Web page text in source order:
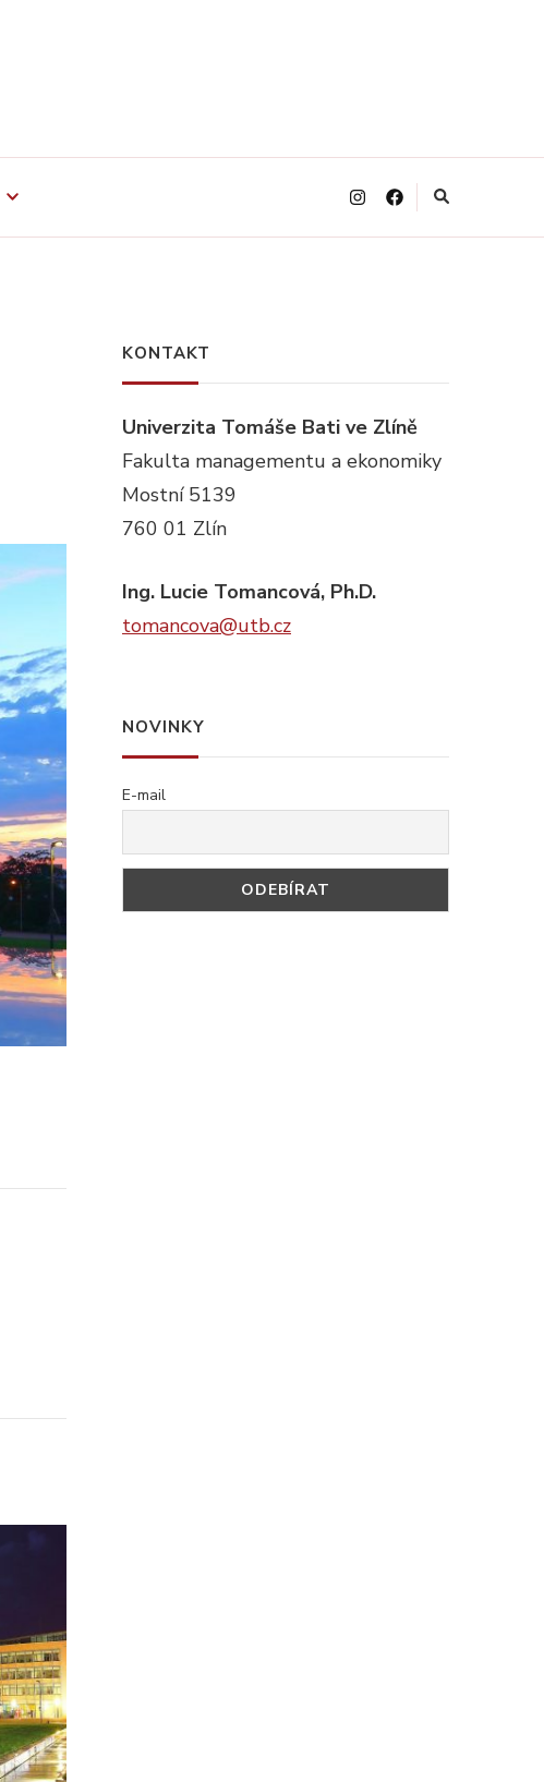
KONTAKT
Univerzita Tomáše Bati ve Zlíně
Fakulta managementu a ekonomiky
Mostní 5139
760 01 Zlín
Ing. Lucie Tomancová, Ph.D.
tomancova@utb.cz
NOVINKY
E-mail